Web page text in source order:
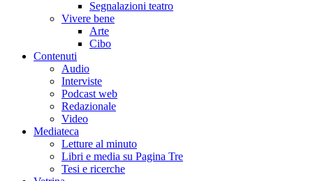
Segnalazioni teatro
Vivere bene
Arte
Cibo
Contenuti
Audio
Interviste
Podcast web
Redazionale
Video
Mediateca
Letture al minuto
Libri e media su Pagina Tre
Tesi e ricerche